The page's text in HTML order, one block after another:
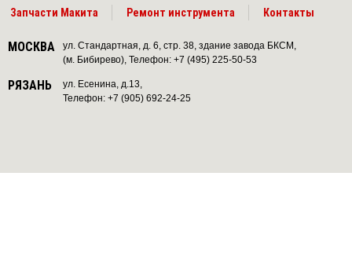
Запчасти Макита Ремонт инструмента Контакты
МОСКВА
ул. Стандартная, д. 6, стр. 38, здание завода БКСМ,
(м. Бибирево), Телефон: +7 (495) 225-50-53
РЯЗАНЬ
ул. Есенина, д.13,
Телефон: +7 (905) 692-24-25